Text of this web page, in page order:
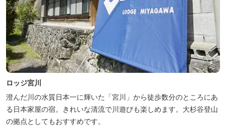
ロッジ宮川
澄んだ川の水質日本一に輝いた「宮川」から徒歩数分のところにあ
る日本家屋の宿。きれいな清流で川遊びも楽しめます。大杉谷登山
の拠点としてもおすすめです。